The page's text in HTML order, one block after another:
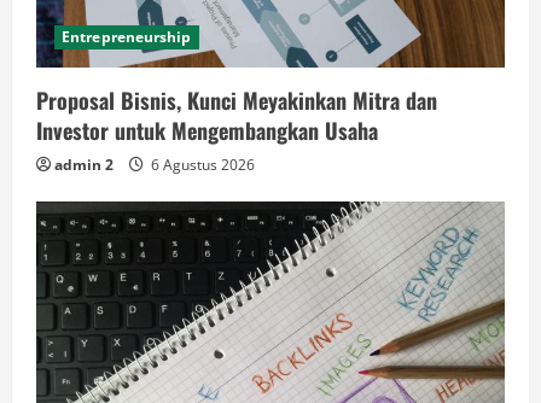
Entrepreneurship
Proposal Bisnis, Kunci Meyakinkan Mitra dan
Investor untuk Mengembangkan Usaha
admin 2 6 Agustus 2026